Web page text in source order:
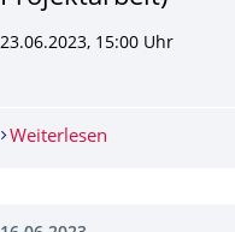
23.06.2023, 15:00 Uhr
Weiterlesen Bharathi